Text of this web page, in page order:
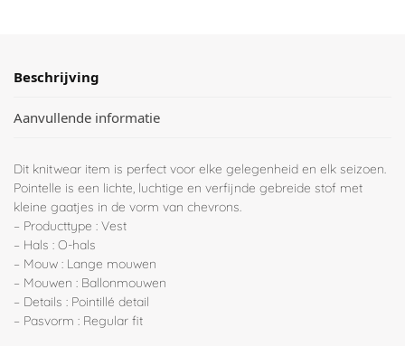
Beschrijving
Aanvullende informatie
Dit knitwear item is perfect voor elke gelegenheid en elk seizoen.
Pointelle is een lichte, luchtige en verfijnde gebreide stof met
kleine gaatjes in de vorm van chevrons.
– Producttype : Vest
– Hals : O-hals
– Mouw : Lange mouwen
– Mouwen : Ballonmouwen
– Details : Pointillé detail
– Pasvorm : Regular fit